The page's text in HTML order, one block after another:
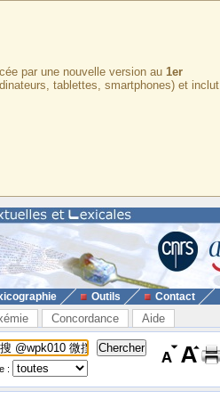
par une nouvelle version au 1er
tablettes, smartphones) et inclut
Outils Contact
Concordance Aide
: